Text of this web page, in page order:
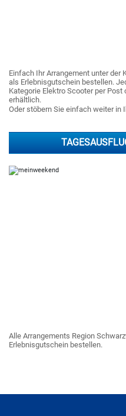
Einfach Ihr Arrangement unter der
als Erlebnisgutschein bestellen.
Kategorie Elektro Scooter per
erhältlich.
Oder stöbern Sie einfach weiter in
Alle Arrangements Region
Erlebnisgutschein bestellen.